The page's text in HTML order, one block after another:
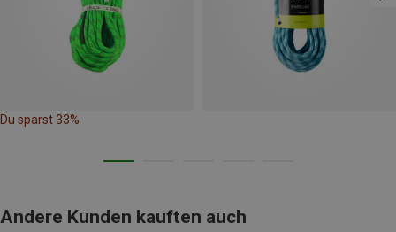
Du sparst 33%
Andere Kunden kauften auch